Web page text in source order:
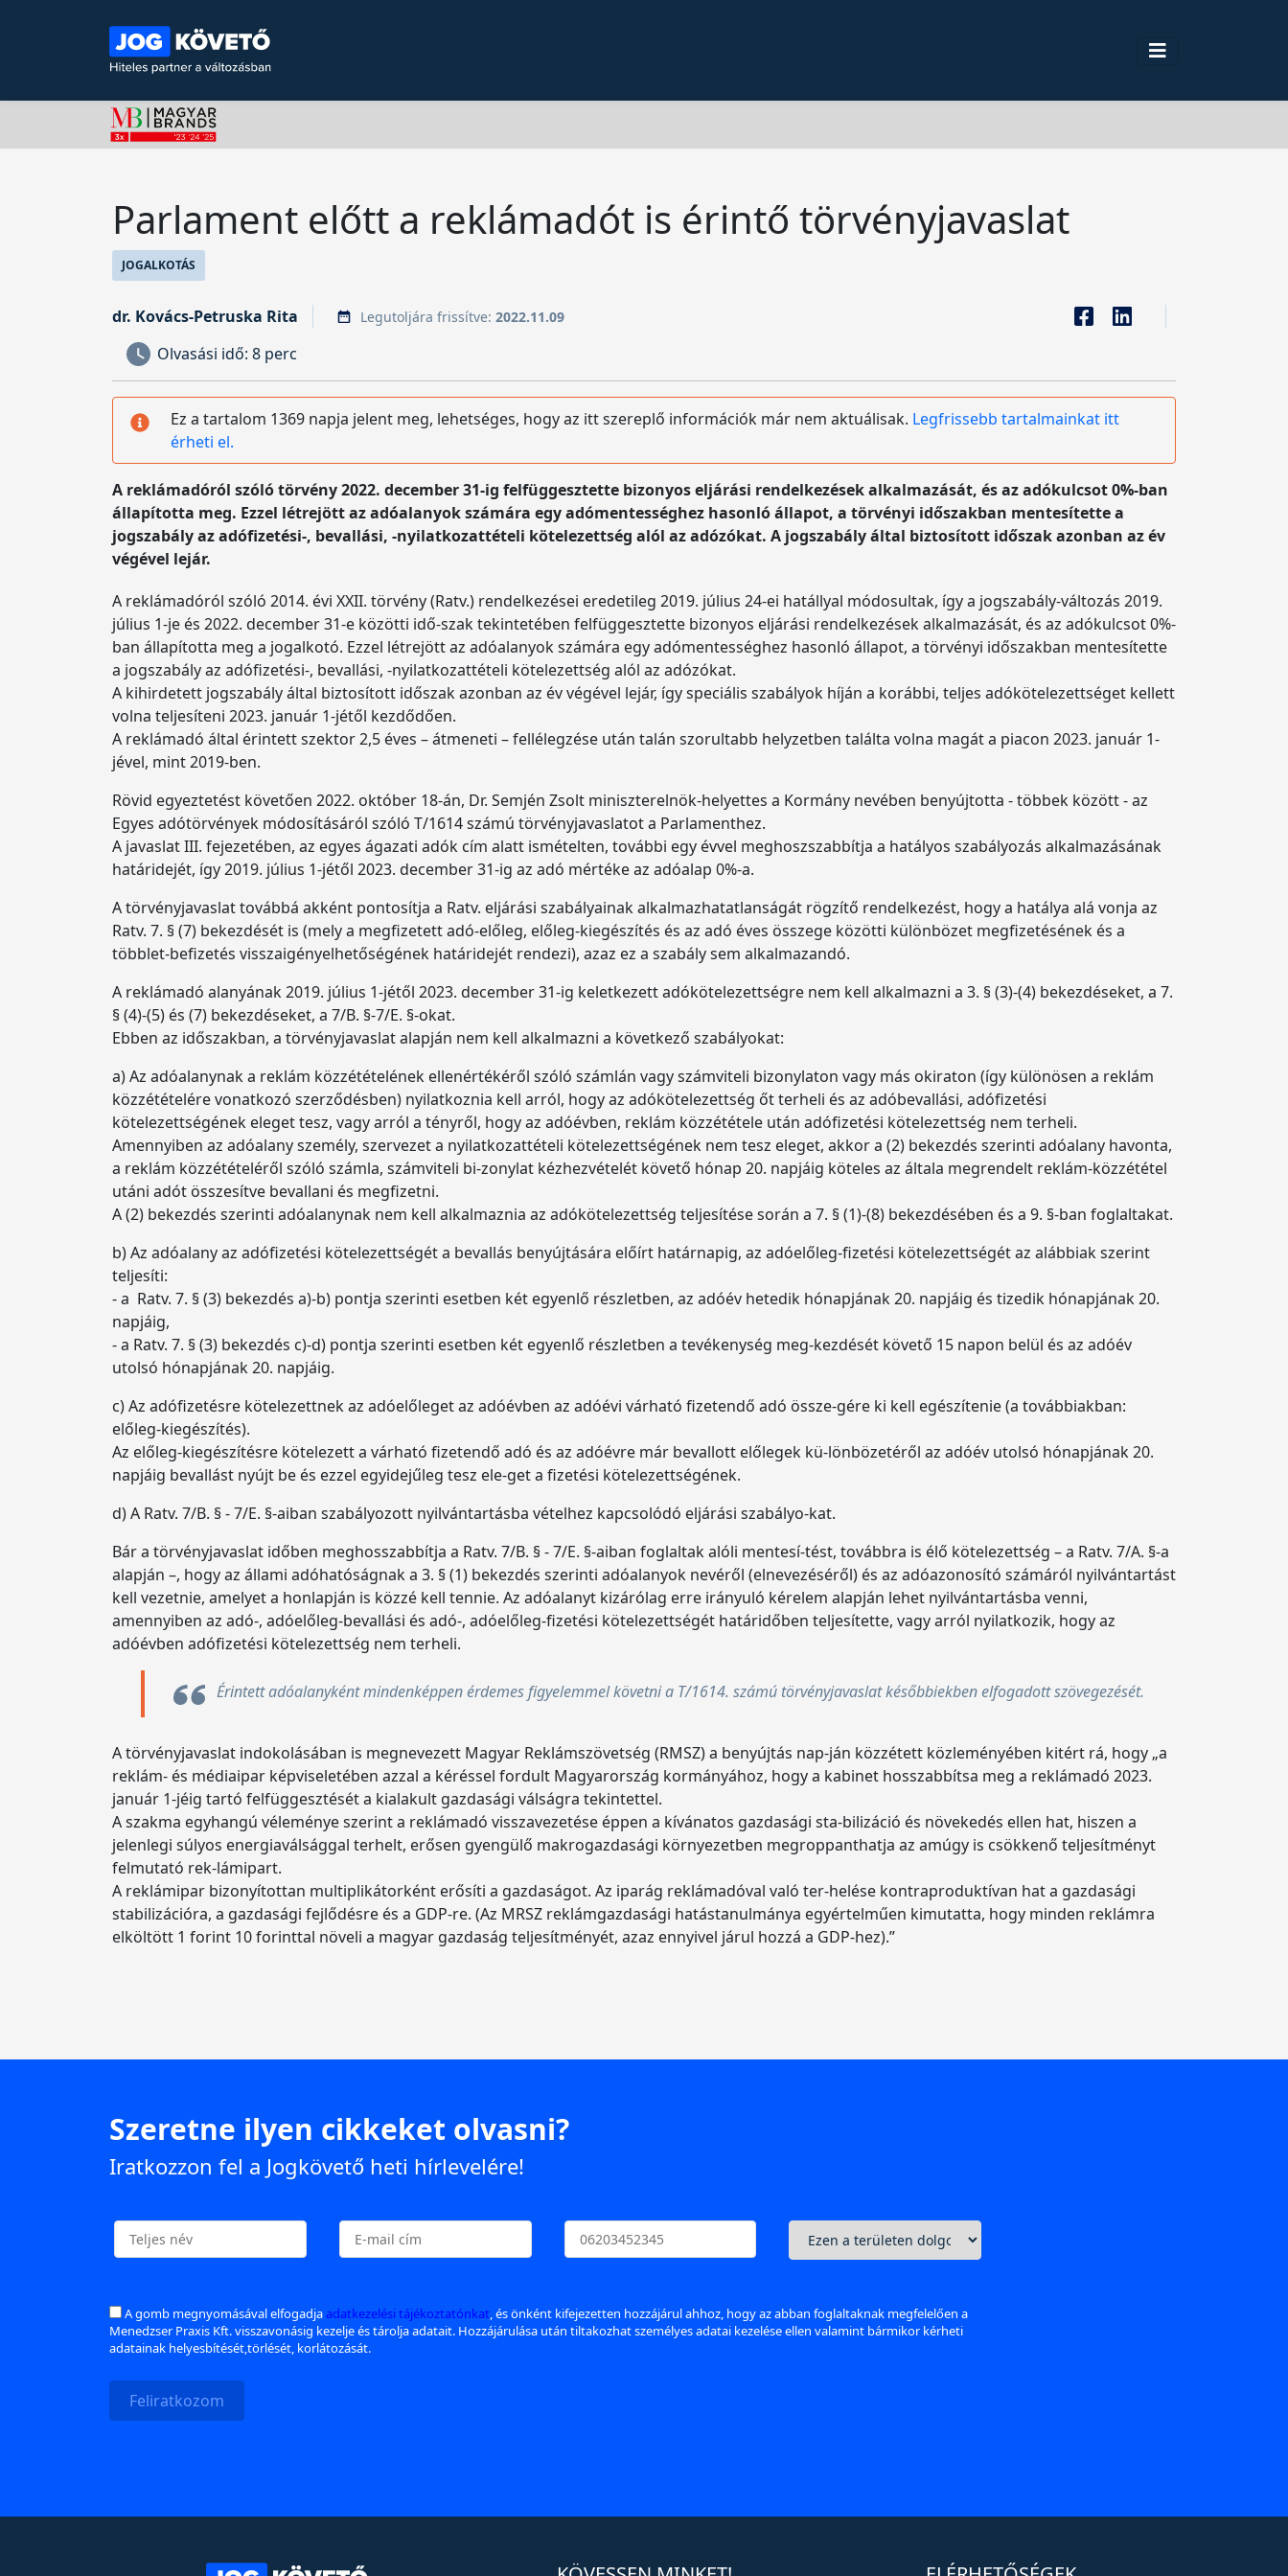
Parlament előtt a reklámadót is érintő törvényjavaslat
JOGALKOTÁS
dr. Kovács-Petruska Rita Legutoljára frissítve: 2022.11.09
Olvasási idő: 8 perc
Ez a tartalom 1369 napja jelent meg, lehetséges, hogy az itt szereplő információk már nem aktuálisak. Legfrissebb tartalmainkat itt
érheti el.
A reklámadóról szóló törvény 2022. december 31-ig felfüggesztette bizonyos eljárási rendelkezések alkalmazását, és az adókulcsot 0%-ban
állapította meg. Ezzel létrejött az adóalanyok számára egy adómentességhez hasonló állapot, a törvényi időszakban mentesítette a
jogszabály az adófizetési-, bevallási, -nyilatkozattételi kötelezettség alól az adózókat. A jogszabály által biztosított időszak azonban az év
végével lejár.
A reklámadóról szóló 2014. évi XXII. törvény (Ratv.) rendelkezései eredetileg 2019. július 24-ei hatállyal módosultak, így a jogszabály-változás 2019.
július 1-je és 2022. december 31-e közötti idő-szak tekintetében felfüggesztette bizonyos eljárási rendelkezések alkalmazását, és az adókulcsot 0%-
ban állapította meg a jogalkotó. Ezzel létrejött az adóalanyok számára egy adómentességhez hasonló állapot, a törvényi időszakban mentesítette
a jogszabály az adófizetési-, bevallási, -nyilatkozattételi kötelezettség alól az adózókat.
A kihirdetett jogszabály által biztosított időszak azonban az év végével lejár, így speciális szabályok híján a korábbi, teljes adókötelezettséget kellett
volna teljesíteni 2023. január 1-jétől kezdődően.
A reklámadó által érintett szektor 2,5 éves – átmeneti – fellélegzése után talán szorultabb helyzetben találta volna magát a piacon 2023. január 1-
jével, mint 2019-ben.
Rövid egyeztetést követően 2022. október 18-án, Dr. Semjén Zsolt miniszterelnök-helyettes a Kormány nevében benyújtotta - többek között - az
Egyes adótörvények módosításáról szóló T/1614 számú törvényjavaslatot a Parlamenthez.
A javaslat III. fejezetében, az egyes ágazati adók cím alatt ismételten, további egy évvel meghoszszabbítja a hatályos szabályozás alkalmazásának
határidejét, így 2019. július 1-jétől 2023. december 31-ig az adó mértéke az adóalap 0%-a.
A törvényjavaslat továbbá akként pontosítja a Ratv. eljárási szabályainak alkalmazhatatlanságát rögzítő rendelkezést, hogy a hatálya alá vonja az
Ratv. 7. § (7) bekezdését is (mely a megfizetett adó-előleg, előleg-kiegészítés és az adó éves összege közötti különbözet megfizetésének és a
többlet-befizetés visszaigényelhetőségének határidejét rendezi), azaz ez a szabály sem alkalmazandó.
A reklámadó alanyának 2019. július 1-jétől 2023. december 31-ig keletkezett adókötelezettségre nem kell alkalmazni a 3. § (3)-(4) bekezdéseket, a 7.
§ (4)-(5) és (7) bekezdéseket, a 7/B. §-7/E. §-okat.
Ebben az időszakban, a törvényjavaslat alapján nem kell alkalmazni a következő szabályokat:
a) Az adóalanynak a reklám közzétételének ellenértékéről szóló számlán vagy számviteli bizonylaton vagy más okiraton (így különösen a reklám
közzétételére vonatkozó szerződésben) nyilatkoznia kell arról, hogy az adókötelezettség őt terheli és az adóbevallási, adófizetési
kötelezettségének eleget tesz, vagy arról a tényről, hogy az adóévben, reklám közzététele után adófizetési kötelezettség nem terheli.
Amennyiben az adóalany személy, szervezet a nyilatkozattételi kötelezettségének nem tesz eleget, akkor a (2) bekezdés szerinti adóalany havonta,
a reklám közzétételéről szóló számla, számviteli bi-zonylat kézhezvételét követő hónap 20. napjáig köteles az általa megrendelt reklám-közzététel
utáni adót összesítve bevallani és megfizetni.
A (2) bekezdés szerinti adóalanynak nem kell alkalmaznia az adókötelezettség teljesítése során a 7. § (1)-(8) bekezdésében és a 9. §-ban foglaltakat.
b) Az adóalany az adófizetési kötelezettségét a bevallás benyújtására előírt határnapig, az adóelőleg-fizetési kötelezettségét az alábbiak szerint
teljesíti:
- a Ratv. 7. § (3) bekezdés a)-b) pontja szerinti esetben két egyenlő részletben, az adóév hetedik hónapjának 20. napjáig és tizedik hónapjának 20.
napjáig,
- a Ratv. 7. § (3) bekezdés c)-d) pontja szerinti esetben két egyenlő részletben a tevékenység meg-kezdését követő 15 napon belül és az adóév
utolsó hónapjának 20. napjáig.
c) Az adófizetésre kötelezettnek az adóelőleget az adóévben az adóévi várható fizetendő adó össze-gére ki kell egészítenie (a továbbiakban:
előleg-kiegészítés).
Az előleg-kiegészítésre kötelezett a várható fizetendő adó és az adóévre már bevallott előlegek kü-lönbözetéről az adóév utolsó hónapjának 20.
napjáig bevallást nyújt be és ezzel egyidejűleg tesz ele-get a fizetési kötelezettségének.
d) A Ratv. 7/B. § - 7/E. §-aiban szabályozott nyilvántartásba vételhez kapcsolódó eljárási szabályo-kat.
Bár a törvényjavaslat időben meghosszabbítja a Ratv. 7/B. § - 7/E. §-aiban foglaltak alóli mentesí-tést, továbbra is élő kötelezettség – a Ratv. 7/A. §-a
alapján –, hogy az állami adóhatóságnak a 3. § (1) bekezdés szerinti adóalanyok nevéről (elnevezéséről) és az adóazonosító számáról nyilvántartást
kell vezetnie, amelyet a honlapján is közzé kell tennie. Az adóalanyt kizárólag erre irányuló kérelem alapján lehet nyilvántartásba venni,
amennyiben az adó-, adóelőleg-bevallási és adó-, adóelőleg-fizetési kötelezettségét határidőben teljesítette, vagy arról nyilatkozik, hogy az
adóévben adófizetési kötelezettség nem terheli.
Érintett adóalanyként mindenképpen érdemes figyelemmel követni a T/1614. számú törvényjavaslat későbbiekben elfogadott szövegezését.
A törvényjavaslat indokolásában is megnevezett Magyar Reklámszövetség (RMSZ) a benyújtás nap-ján közzétett közleményében kitért rá, hogy „a
reklám- és médiaipar képviseletében azzal a kéréssel fordult Magyarország kormányához, hogy a kabinet hosszabbítsa meg a reklámadó 2023.
január 1-jéig tartó felfüggesztését a kialakult gazdasági válságra tekintettel.
A szakma egyhangú véleménye szerint a reklámadó visszavezetése éppen a kívánatos gazdasági sta-bilizáció és növekedés ellen hat, hiszen a
jelenlegi súlyos energiaválsággal terhelt, erősen gyengülő makrogazdasági környezetben megroppanthatja az amúgy is csökkenő teljesítményt
felmutató rek-lámipart.
A reklámipar bizonyítottan multiplikátorként erősíti a gazdaságot. Az iparág reklámadóval való ter-helése kontraproduktívan hat a gazdasági
stabilizációra, a gazdasági fejlődésre és a GDP-re. (Az MRSZ reklámgazdasági hatástanulmánya egyértelműen kimutatta, hogy minden reklámra
elköltött 1 forint 10 forinttal növeli a magyar gazdaság teljesítményét, azaz ennyivel járul hozzá a GDP-hez).”
Szeretne ilyen cikkeket olvasni?
Iratkozzon fel a Jogkövető heti hírlevelére!
A gomb megnyomásával elfogadjaadatkezelési tájékoztatónkat, és önként kifejezetten hozzájárul ahhoz, hogy az abban foglaltaknak megfelelően a
Menedzser Praxis Kft. visszavonásig kezelje és tárolja adatait. Hozzájárulása után tiltakozhat személyes adatai kezelése ellen valamint bármikor kérheti
adatainak helyesbítését,törlését, korlátozását.
Feliratkozom